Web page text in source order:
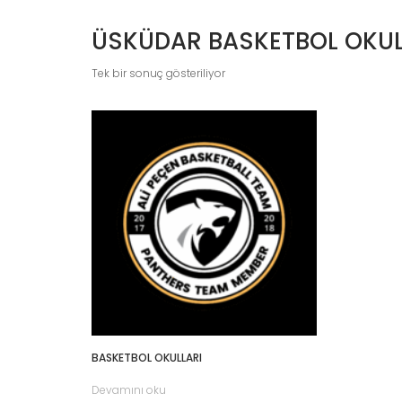
ÜSKÜDAR BASKETBOL
Tek bir sonuç gösteriliyor
BASKETBOL OKULLARI
Devamını oku